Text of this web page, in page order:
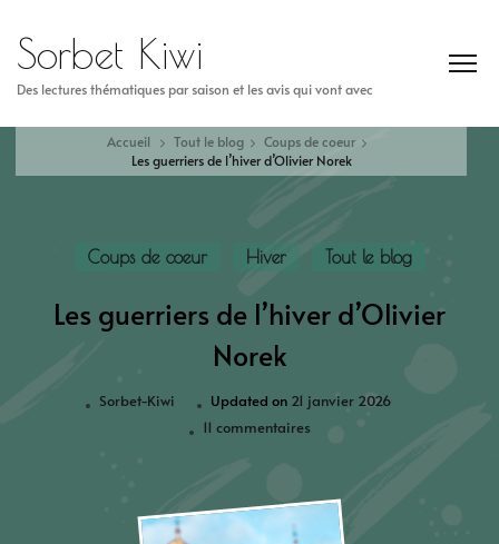
Sorbet Kiwi
Des lectures thématiques par saison et les avis qui vont avec
Accueil Tout le blog
Coups de coeur
Les guerriers de l’hiver d’Olivier Norek
Coups de coeur Hiver Tout le blog
Les guerriers de l’hiver d’Olivier
Norek
Sorbet-Kiwi Updated on 21 janvier 2026
11 commentaires